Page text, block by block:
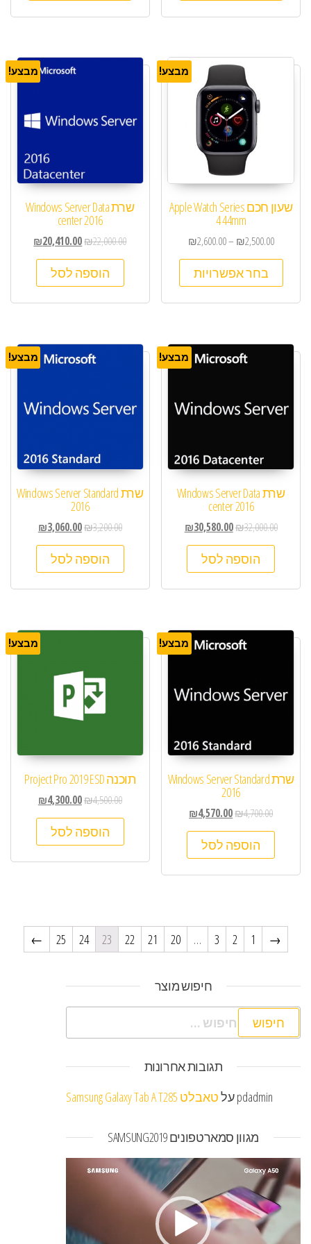
מבצע!
שעון חכם Apple Watch Series
4 44mm
₪2,500.00
–
₪2,600.00
בחר אפשרויות
מבצע!
שרת Windows Server Data
center 2016
₪22,000.00
₪20,410.00
הוספה לסל
מבצע!
שרת Windows Server Data
center 2016
₪32,000.00
₪30,580.00
הוספה לסל
מבצע!
שרת Windows Server Standard
2016
₪3,200.00
₪3,060.00
הוספה לסל
מבצע!
שרת Windows Server Standard
2016
₪4,700.00
₪4,570.00
הוספה לסל
מבצע!
תוכנה Project Pro 2019 ESD
₪4,500.00
₪4,300.00
הוספה לסל
→
1
2
3
…
20
21
22
23
24
25
←
חיפוש מוצר
חיפוש:
תגובות אחרונות
pdadminעלטאבלט Samsung Galaxy Tab A T285
מגוון סמארטפונים SAMSUNG2019
נגן
וידאו